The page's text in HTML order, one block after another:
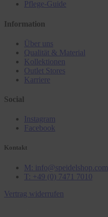
Pflege-Guide
Information
Über uns
Qualität & Material
Kollektionen
Outlet Stores
Karriere
Social
Instagram
Facebook
Kontakt
M: info@speidelshop.com
T: +49 (0) 7471 7010
Vertrag widerrufen